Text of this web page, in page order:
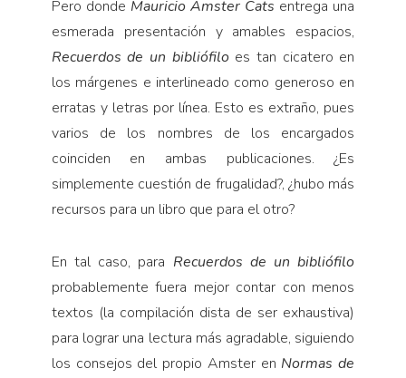
Pero donde Mauricio Amster Cats entrega una
esmerada presentación y amables espacios,
Recuerdos de un bibliófilo es tan cicatero en
los márgenes e interlineado como generoso en
erratas y letras por línea. Esto es extraño, pues
varios de los nombres de los encargados
coinciden en ambas publicaciones. ¿Es
simplemente cuestión de frugalidad?, ¿hubo más
recursos para un libro que para el otro?
En tal caso, para Recuerdos de un bibliófilo
probablemente fuera mejor contar con menos
textos (la compilación dista de ser exhaustiva)
para lograr una lectura más agradable, siguiendo
los consejos del propio Amster en Normas de